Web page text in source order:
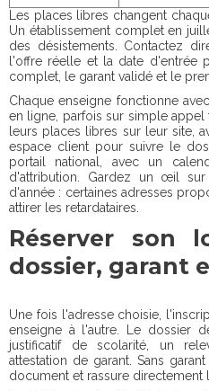
Les places libres changent
Un établissement complet en
des désistements. Contactez
l'offre réelle et la date d'entrée
complet, le garant validé et le
Chaque enseigne fonctionne
en ligne, parfois sur simple
leurs places libres sur leur site,
espace client pour suivre le
portail national, avec un
d'attribution. Gardez un œil
d'année : certaines adresses
attirer les retardataires.
Réserver son
dossier, garant
Une fois l'adresse choisie,
enseigne à l'autre. Le dossier
justificatif de scolarité, un
attestation de garant. Sans
document et rassure directement